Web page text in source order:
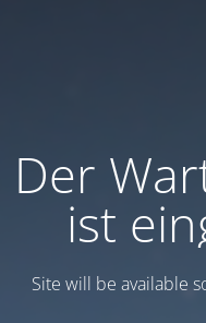
Der
ist
Site will be available